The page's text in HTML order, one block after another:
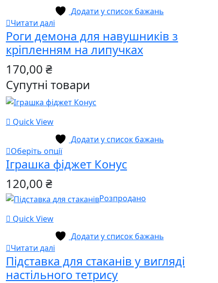
Додати у список бажань
Читати далі
Роги демона для навушників з
кріпленням на липучках
170,00 ₴
Супутні товари
Quick View
Додати у список бажань
Оберіть опціїЦей
товар
має
варіантів.
вибрати
товару
Іграшка фіджет Конус
120,00 ₴
Розпродано
Quick View
Додати у список бажань
Читати далі
Підставка для стаканів у вигляді
настільного тетрису